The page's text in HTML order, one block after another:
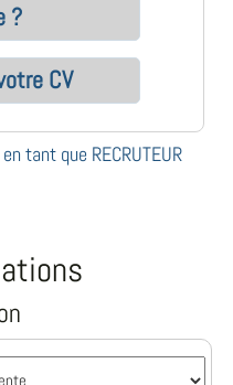
?
CV
tant que RECRUTEUR